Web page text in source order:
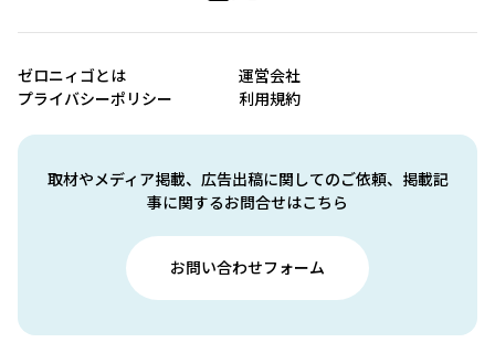
取材やメディア掲載、広告出稿に関してのご依頼、掲載記
事に関するお問合せはこちら
お問い合わせフォーム
ゼロニィゴとは
運営会社
プライバシーポリシー
利用規約